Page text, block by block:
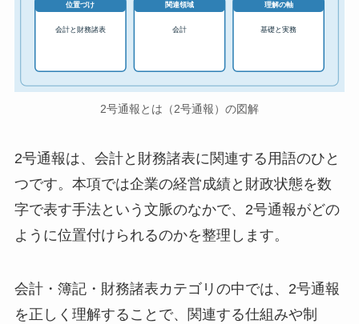
位置づけ
会計と財務諸表
関連領域
会計
理解の軸
基礎と実務
2号通報とは（2号通報）の図解
2号通報は、会計と財務諸表に関連する用語のひと
つです。本項では企業の経営成績と財政状態を数
字で表す手法という文脈のなかで、2号通報がどの
ように位置付けられるのかを整理します。
会計・簿記・財務諸表カテゴリの中では、2号通報
を正しく理解することで、関連する仕組みや制